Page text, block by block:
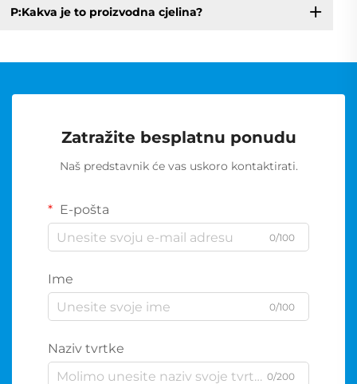
P:Kakva je to proizvodna cjelina?
Zatražite besplatnu ponudu
Naš predstavnik će vas uskoro kontaktirati.
E-pošta
0/100
Ime
0/100
Naziv tvrtke
0/200